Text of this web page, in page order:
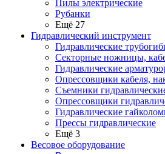
Пилы электрические
Рубанки
Ещё 27
Гидравлический инструмент
Гидравлические
Секторные ножницы,
Гидравлические
Опрессовщики кабеля,
Съемники
Опрессовщики
Гидравлические
Прессы гидравлические
Ещё 3
Весовое оборудование